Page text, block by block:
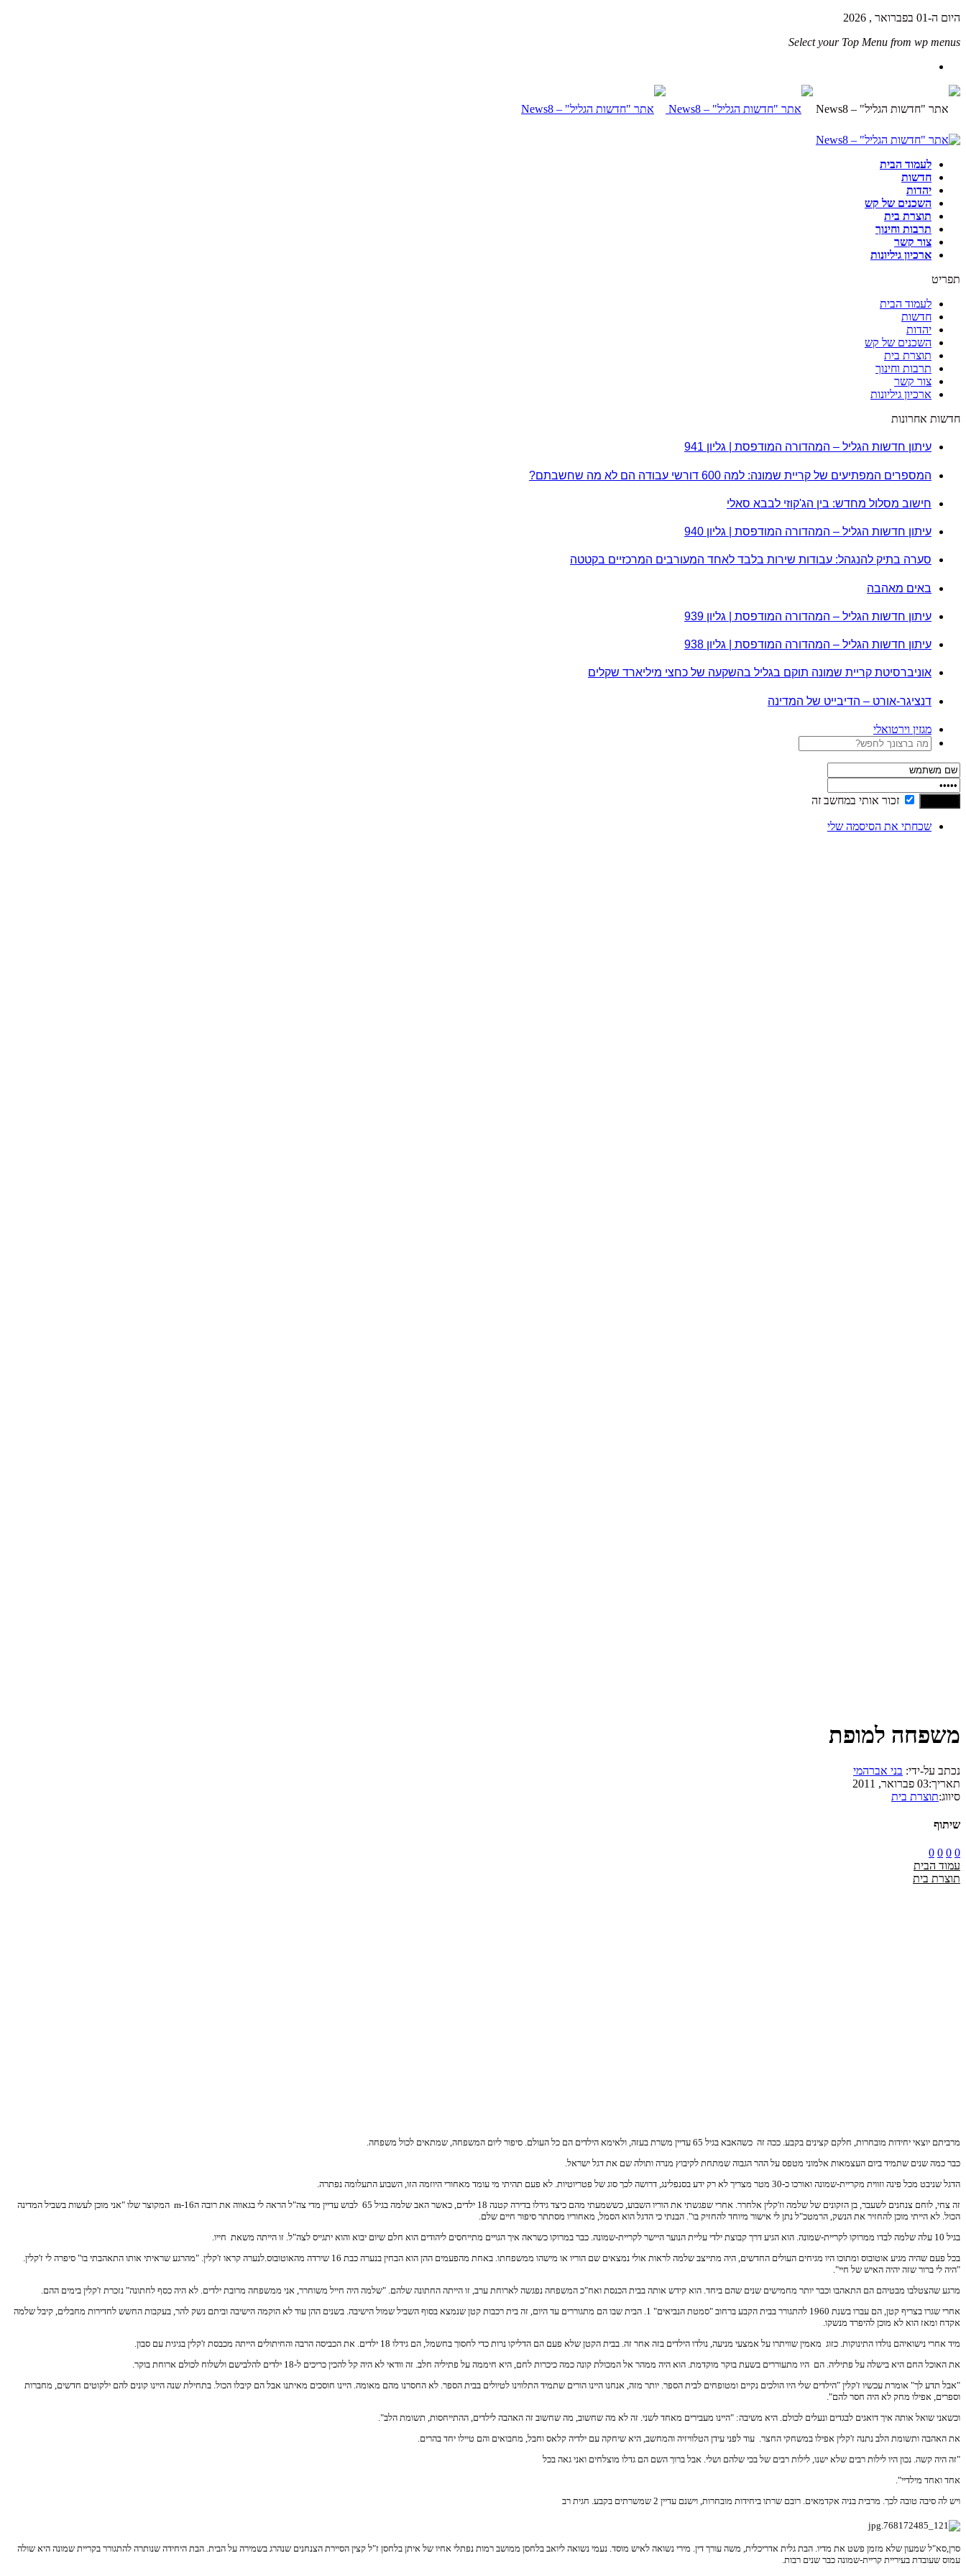
היום ה-01 בפברואר , 2026
Select your Top Menu from wp menus
לעמוד הבית
חדשות
יהדות
השכנים של קש
תוצרת בית
תרבות וחינוך
צור קשר
ארכיון גיליונות
תפריט
לעמוד הבית
חדשות
יהדות
השכנים של קש
תוצרת בית
תרבות וחינוך
צור קשר
ארכיון גיליונות
חדשות אחרונות
עיתון חדשות הגליל – המהדורה המודפסת | גליון 941
המספרים המפתיעים של קריית שמונה: למה 600 דורשי עבודה הם לא מה שחשבתם?
חישוב מסלול מחדש: בין הג'קוזי לבבא סאלי
עיתון חדשות הגליל – המהדורה המודפסת | גליון 940
סערה בתיק להנגהל: עבודות שירות בלבד לאחד המעורבים המרכזיים בקטטה
באים מאהבה
עיתון חדשות הגליל – המהדורה המודפסת | גליון 939
עיתון חדשות הגליל – המהדורה המודפסת | גליון 938
אוניברסיטת קריית שמונה תוקם בגליל בהשקעה של כחצי מיליארד שקלים
דנציגר-אורט – הדיבייט של המדינה
מגזין וירטואלי
זכור אותי במחשב זה
שכחתי את הסיסמה שלי
משפחה למופת
נכתב על-ידי: בני אברהמי
תאריך:03 פברואר, 2011
סיווג:תוצרת בית
שיתוף
0
0
0
0
עמוד הבית
תוצרת בית
מרביתם יוצאי יחידות מובחרות, חלקם קצינים בקבע. ככה זה כשהאבא בגיל 65 עדיין משרת בעזה, ולאימא הילדים הם כל העולם. סיפור ליום המשפחה, שמתאים לכול משפחה.
כבר כמה שנים שתמיד ביום העצמאות אלמוני מטפס על ההר הגבוה שמתחת לקיבוץ מנרה ותולה שם את דגל ישראל.
הדגל שניבט מכל פינה וזווית מקריית-שמונה ואורכו כ-30 מטר מצריך לא רק ידע בסנפלינג, דרושה לכך סוג של פטריוטיות. לא פעם תהיתי מי עומד מאחורי היוזמה הזו, השבוע התעלומה נפתרה.
זה צחי, לוחם צנחנים לשעבר, בן הזקונים של שלמה וז'קלין אלחרר. אחרי שפגשתי את הוריו השבוע, כששמעתי מהם כיצד גידלו בדירה קטנה 18 ילדים, כאשר האב שלמה בגיל 65 לבוש עדיין מדי צה"ל הראה לי בגאווה את רובה הm-16 המקוצר שלו "אני מוכן לעשות בשביל המדינה
הכול. לא הייתי מוכן להחזיר את הנשק, הרמטכ"ל נתן לי אישור מיוחד להחזיק בו". הבנתי כי הדגל הוא הסמל, מאחוריו מסתתר סיפור חיים שלם.
בגיל 10 עלה שלמה לבדו ממרוקו לקריית-שמונה. הוא הגיע דרך קבוצת ילדי עליית הנוער היישר לקריית-שמונה. כבר במרוקו כשראה איך הגויים מתייחסים ליהודים הוא חלם שיום יבוא והוא יתגייס לצה"ל. זו הייתה משאת חייו.
בכל פעם שהיה מגיע אוטובוס ומתוכו היו מגיחים העולים החדשים, היה מתייצב שלמה לראות אולי נמצאים שם הוריו או מישהו ממשפחתו. באחת מהפעמים ההן הוא הבחין בנערה כבת 16 שירדה מהאוטובוס.לנערה קראו ז'קלין. "מהרגע שראיתי אותו התאהבתי בו" סיפרה לי ז'קלין.
"היה לי ברור שזה יהיה האיש של חיי".
מרגע שהצטלבו מבטיהם הם התאהבו וכבר יותר מחמישים שנים שהם ביחד. הוא קידש אותה בבית הכנסת ואח"כ המשפחה נפגשה לארוחת ערב, זו הייתה החתונה שלהם. "שלמה היה חייל משוחרר, אני ממשפחה מרובת ילדים. לא היה כסף לחתונה" נזכרת ז'קלין בימים ההם.
אחרי שגרו בצריף קטן, הם עברו בשנת 1960 להתגורר בבית הקבע ברחוב "סמטת הנביאים" 1. הבית שבו הם מתגוררים עד היום, זה בית רכבות קטן שנמצא בסוף השביל שמול הישיבה. בשנים ההן עוד לא הוקמה הישיבה וביתם נשק להר, בעקבות החשש לחדירות מחבלים, קיבל שלמה
אקדח ומאז הוא לא מוכן להיפרד מנשקו.
מיד אחרי נישואיהם נולדו התינוקות. כזוג מאמין שוויתרו על אמצעי מניעה, נולדו הילדים בזה אחר זה. בבית הקטן שלא פעם הם הדליקו נרות כדי לחסוך בחשמל, הם גידלו 18 ילדים. את הכביסה הרבה והחיתולים הייתה מכבסת ז'קלין בגיגית עם סבון.
את האוכל החם היא בישלה על פתיליה. הם היו מתעוררים בשעת בוקר מוקדמת. הוא היה ממהר אל המכולת קונה כמה כיכרות לחם, היא חיממה על פתיליה חלב. זה וודאי לא היה קל להכין כריכים ל-18 ילדים להלבישם ולשלוח לכולם ארוחת בוקר.
"אבל תדע לך" אומרת עכשיו ז'קלין "הילדים שלי היו הולכים נקיים ומטופחים לבית הספר. יותר מזה, אנחנו היינו הורים שתמיד התלווינו לטיולים בבית הספר. לא החסרנו מהם מאומה. היינו חוסכים מאיתנו אבל הם קיבלו הכול. בתחילת שנה היינו קונים להם ילקוטים חדשים, מחברות
וספרים, אפילו מחק לא היה חסר להם".
וכשאני שואל אותה איך דואגים לבגדים ונעלים לכולם. היא משיבה: "היינו מעבירים מאחד לשני. זה לא מה שחשוב, מה שחשוב זה האהבה לילדים, ההתייחסות, תשומת הלב".
את האהבה ותשומת הלב נתנה ז'קלין אפילו במשחקי החצר. עוד לפני עידן הטלוויזיה והמחשב, היא שיחקה עם ילדיה קלאס וחבל, מחבואים והם טיילו יחד בהרים.
"זה היה קשה. נכון היו לילות רבים שלא ישנו, לילות רבים של בכי שלהם ושלי. אבל ברוך השם הם גדלו מוצלחים ואני גאה בכל
אחד ואחד מילדיי".
ויש לה סיבה טובה לכך. מרבית בניה אקדמאים. רובם שרתו ביחידות מובחרות, וישנם עדיין 2 שמשרתים בקבע. חגית רב
סרן,סא"ל שמעון שלא מזמן פשט את מדיו. הבת גלית אדריכלית, משה עורך דין. מירי נשואה לאיש מוסד. נעמי נשואה ליואב בלחסן ממושב רמות נפתלי אחיו של איתן בלחסן ז"ל קצין הסיירת הצנחנים שנהרג בשמירה על הבית. הבת היחידה שנותרה להתגורר בקריית שמונה היא שולה
עמוס שעובדת בעיריית קריית-שמונה כבר שנים רבות.